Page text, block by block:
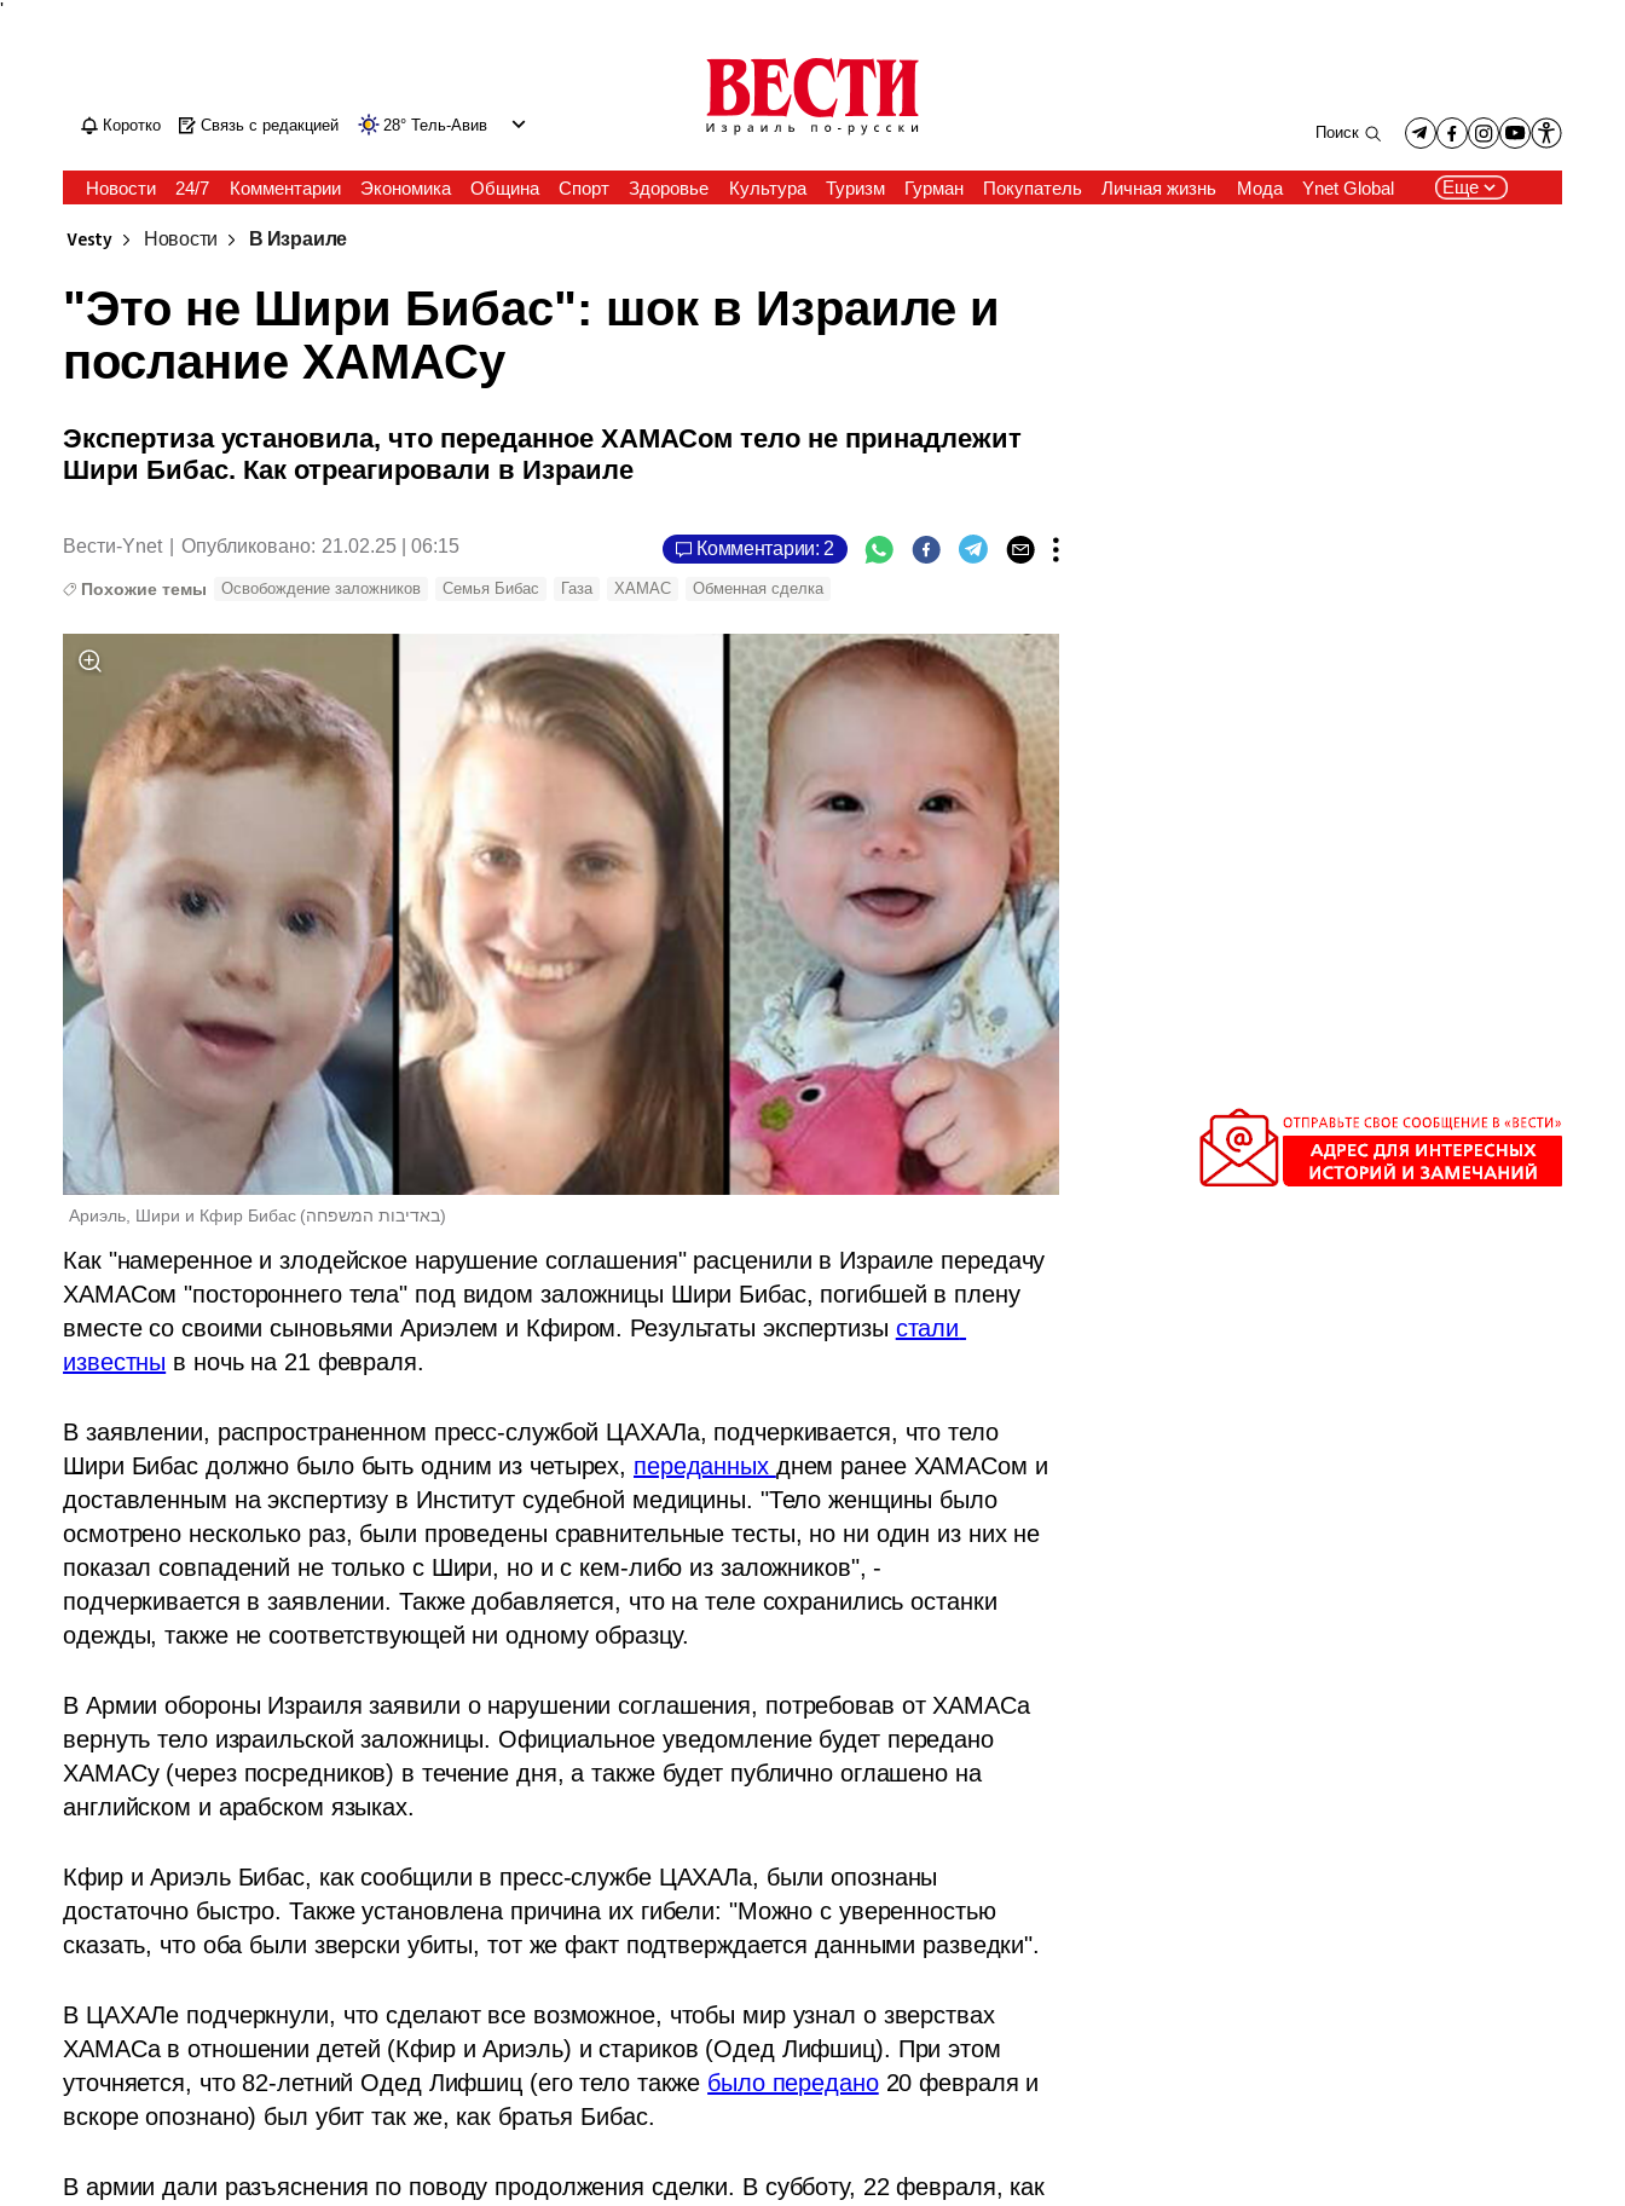
'
Коротко Связь с редакцией 28° Тель-Авив Поиск
Новости 24/7 Комментарии Экономика Община Спорт Здоровье Культура Туризм Гурман Покупатель Личная жизнь Мода Ynet Global Еще
Vesty Новости В Израиле
"Это не Шири Бибас": шок в Израиле и
послание ХАМАСу
Экспертиза установила, что переданное ХАМАСом тело не принадлежит
Шири Бибас. Как отреагировали в Израиле
Вести-Ynet Опубликовано: 21.02.25 | 06:15 Комментарии: 2
Похожие темы Освобождение заложников Семья Бибас Газа ХАМАС Обменная сделка
Ариэль, Шири и Кфир Бибас (באדיבות המשפחה)
Как "намеренное и злодейское нарушение соглашения" расценили в Израиле передачу
ХАМАСом "постороннего тела" под видом заложницы Шири Бибас, погибшей в плену
вместе со своими сыновьями Ариэлем и Кфиром. Результаты экспертизы стали
известны в ночь на 21 февраля.
В заявлении, распространенном пресс-службой ЦАХАЛа, подчеркивается, что тело
Шири Бибас должно было быть одним из четырех, переданных днем ранее ХАМАСом и
доставленным на экспертизу в Институт судебной медицины. "Тело женщины было
осмотрено несколько раз, были проведены сравнительные тесты, но ни один из них не
показал совпадений не только с Шири, но и с кем-либо из заложников", -
подчеркивается в заявлении. Также добавляется, что на теле сохранились останки
одежды, также не соответствующей ни одному образцу.
В Армии обороны Израиля заявили о нарушении соглашения, потребовав от ХАМАСа
вернуть тело израильской заложницы. Официальное уведомление будет передано
ХАМАСу (через посредников) в течение дня, а также будет публично оглашено на
английском и арабском языках.
Кфир и Ариэль Бибас, как сообщили в пресс-службе ЦАХАЛа, были опознаны
достаточно быстро. Также установлена причина их гибели: "Можно с уверенностью
сказать, что оба были зверски убиты, тот же факт подтверждается данными разведки".
В ЦАХАЛе подчеркнули, что сделают все возможное, чтобы мир узнал о зверствах
ХАМАСа в отношении детей (Кфир и Ариэль) и стариков (Одед Лифшиц). При этом
уточняется, что 82-летний Одед Лифшиц (его тело также было передано 20 февраля и
вскоре опознано) был убит так же, как братья Бибас.
В армии дали разъяснения по поводу продолжения сделки. В субботу, 22 февраля, как